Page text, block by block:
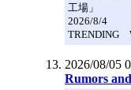
工場」
2026/8/4
TRENDING
2026/08/05
Rumors